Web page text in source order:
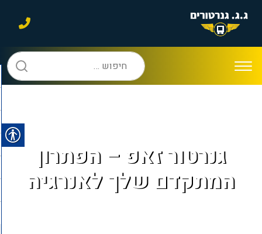
חיפוש:
גנרטור זאפ – הפתרון
המתקדם שלך לאנרגיה